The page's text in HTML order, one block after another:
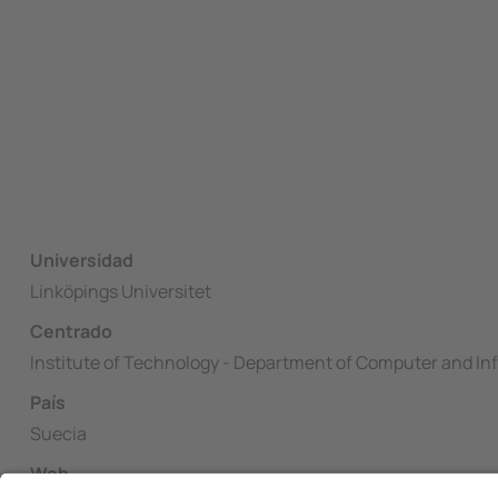
Universidad
Linköpings Universitet
Centrado
Institute of Technology - Department of Computer and
País
Suecia
Web